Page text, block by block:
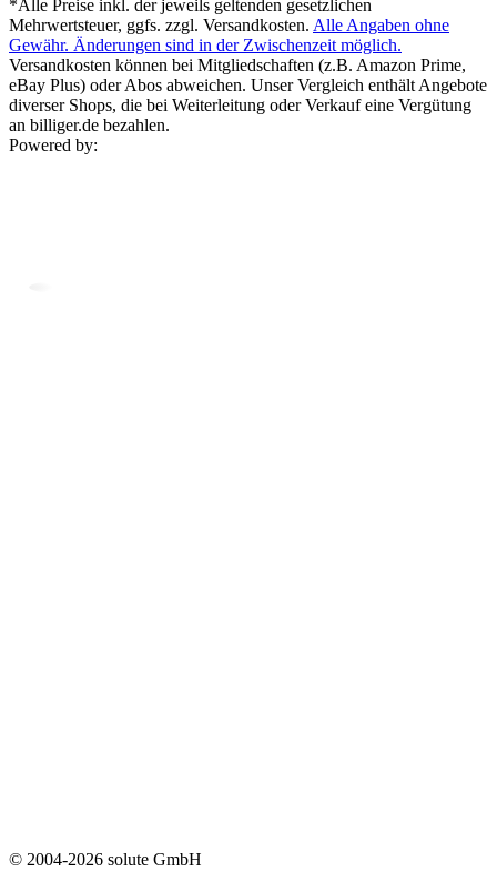
*Alle Preise inkl. der jeweils geltenden gesetzlichen
Mehrwertsteuer, ggfs. zzgl. Versandkosten. Alle Angaben ohne
Gewähr. Änderungen sind in der Zwischenzeit möglich.
Versandkosten können bei Mitgliedschaften (z.B. Amazon Prime,
eBay Plus) oder Abos abweichen. Unser Vergleich enthält Angebote
diverser Shops, die bei Weiterleitung oder Verkauf eine Vergütung
an billiger.de bezahlen.
Powered by:
© 2004-2026 solute GmbH